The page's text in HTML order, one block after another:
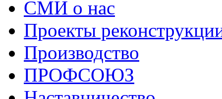
СМИ о нас
Проекты
Производство
ПРОФСОЮЗ